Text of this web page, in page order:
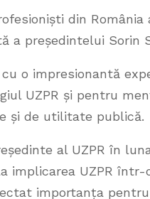
din
a președintelui Sorin
o impresionantă
UZPR și pentru
și de utilitate publică.
al UZPR în
implicarea UZPR
importanța